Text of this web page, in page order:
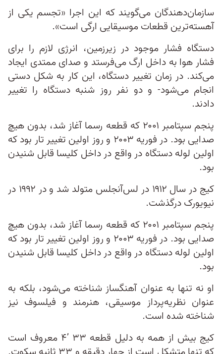
سازمان‌دهندگان می‌گویند که این اجرا «تجسم یکی از
آهسته‌ترین قطعات موسیقایی ارگی است».
دستگاه فشار موجود در زیرزمین، انرژی لازم را برای
فشار هوا به داخل ارگ می‌فرستد و صدای ممتدی ایجاد
می‌کند. در زمان تغییر دستگاه، این کار به شکل دستی
انجام می‌شود- و دو نفر روز شنبه دستگاه را تغییر
دادند.
پنجم سپتامبر ۲۰۰۱ که قطعه رسما آغاز شد، بدون هیچ
صدایی بود. در فوریه ۲۰۰۳ و روز اولین تغییر تار بود که
اولین لوله دستگاه در واقع در داخل کلیسا قابل شنیدن
بود.
کیج در سال ۱۹۱۲ در لس‌آنجلس متولد شد و در ۱۹۹۲ در
نیویورک درگذشت.
پنجم سپتامبر ۲۰۰۱ که قطعه رسما آغاز شد، بدون هیچ
صدایی بود. در فوریه ۲۰۰۳ و روز اولین تغییر تار بود که
اولین لوله دستگاه در واقع در داخل کلیسا قابل شنیدن
بود.
او نه تنها به عنوان آهنگساز شناخته می‌شود، بلکه به
عنوان نظریه‌پرداز موسیقی، هنرمند و فیلسوف نیز
شناخته شده است.
کیج بیش از همه به دلیل قطعه ۳۳ ’۴ معروف است